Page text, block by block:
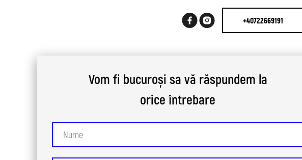
+40722669191
Vom fi bucuroși sa vă răspundem la
orice întrebare